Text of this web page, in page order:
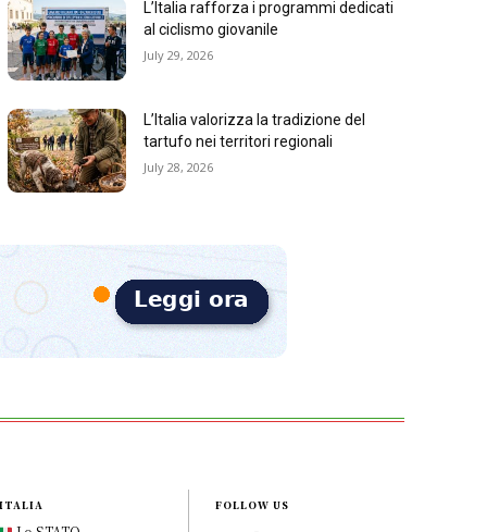
L’Italia rafforza i programmi dedicati
al ciclismo giovanile
July 29, 2026
L’Italia valorizza la tradizione del
tartufo nei territori regionali
July 28, 2026
ITALIA FOLLOW US